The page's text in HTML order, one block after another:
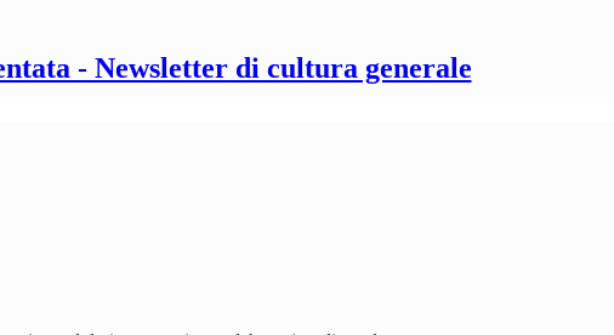
- Newsletter di cultura generale